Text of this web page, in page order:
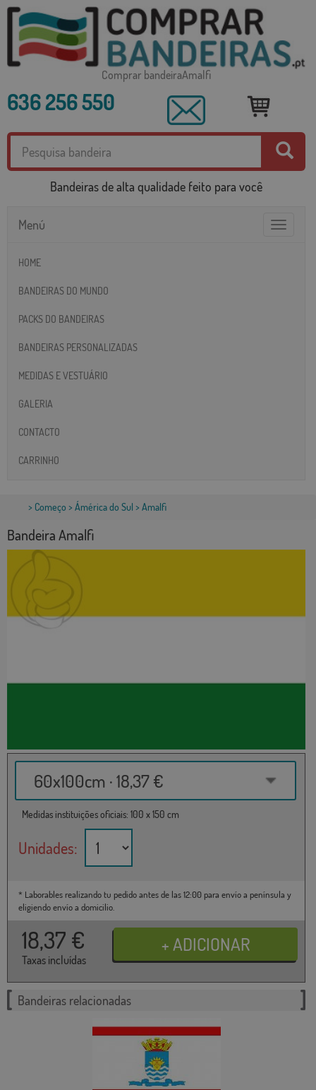
Comprar bandeiraAmalfi
636 256 550
Bandeiras de alta qualidade feito para você
Toggle
Menú
HOME
BANDEIRAS DO MUNDO
PACKS DO BANDEIRAS
BANDEIRAS PERSONALIZADAS
MEDIDAS E VESTUÁRIO
GALERIA
CONTACTO
CARRINHO
> Começo > Ámérica do Sul > Amalfi
Bandeira Amalfi
60x100cm · 18,37 €
Medidas instituições oficiais: 100 x 150 cm
Unidades:
* Laborables realizando tu pedido antes de las 12:00 para envío a península y
eligiendo envío a domicilio.
18,37 €
Taxas incluídas
Bandeiras relacionadas